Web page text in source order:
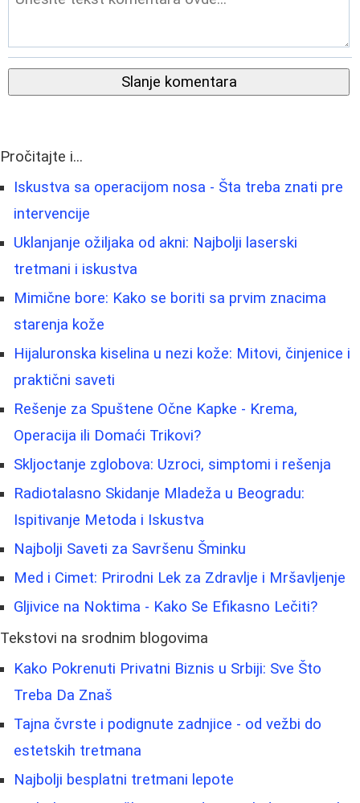
Slanje komentara
Pročitajte i...
Iskustva sa operacijom nosa - Šta treba znati pre
intervencije
Uklanjanje ožiljaka od akni: Najbolji laserski
tretmani i iskustva
Mimične bore: Kako se boriti sa prvim znacima
starenja kože
Hijaluronska kiselina u nezi kože: Mitovi, činjenice i
praktični saveti
Rešenje za Spuštene Očne Kapke - Krema,
Operacija ili Domaći Trikovi?
Skljoctanje zglobova: Uzroci, simptomi i rešenja
Radiotalasno Skidanje Mladeža u Beogradu:
Ispitivanje Metoda i Iskustva
Najbolji Saveti za Savršenu Šminku
Med i Cimet: Prirodni Lek za Zdravlje i Mršavljenje
Gljivice na Noktima - Kako Se Efikasno Lečiti?
Tekstovi na srodnim blogovima
Kako Pokrenuti Privatni Biznis u Srbiji: Sve Što
Treba Da Znaš
Tajna čvrste i podignute zadnjice - od vežbi do
estetskih tretmana
Najbolji besplatni tretmani lepote